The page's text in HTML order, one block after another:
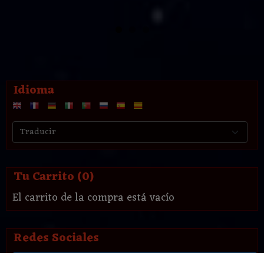
Idioma
Tu Carrito (0)
El carrito de la compra está vacío
Redes Sociales